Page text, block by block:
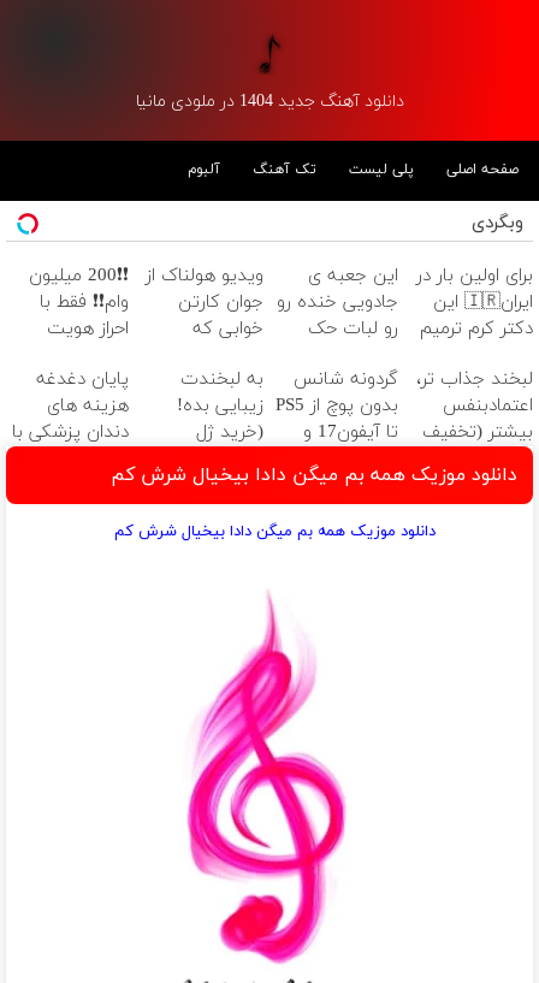
دانلود آهنگ جدید 1404 در ملودی مانیا
صفحه اصلی پلی لیست تک آهنگ آلبوم
وبگردی
برای اولین بار در
ایران🇮🇷 این
دکتر کرم ترمیم
ساخت!
این جعبه ی
جادویی خنده رو
رو لبات حک
خرید40%تخفیف
ویدیو هولناک از
جوان کارتن
خوابی که
آموزش رایگان
❗❗200 میلیون
وام❗❗ فقط با
احراز هویت
لبخند جذاب تر،
اعتمادبنفس
بیشتر (تخفیف
تا امشب)
گردونه شانس
بدون پوچ از PS5
تا آیفون17 و
بیت کوین 🔥
به لبخندت
زیبایی بده!
(خرید ژل
دندان
با40%تخفیف)
پایان دغدغه
هزینه های
دندان پزشکی با
کننده خانگیدانلود موزیک همه بم میگن دادا بیخیال شرش کم
دانلود موزیک همه بم میگن دادا بیخیال شرش کم